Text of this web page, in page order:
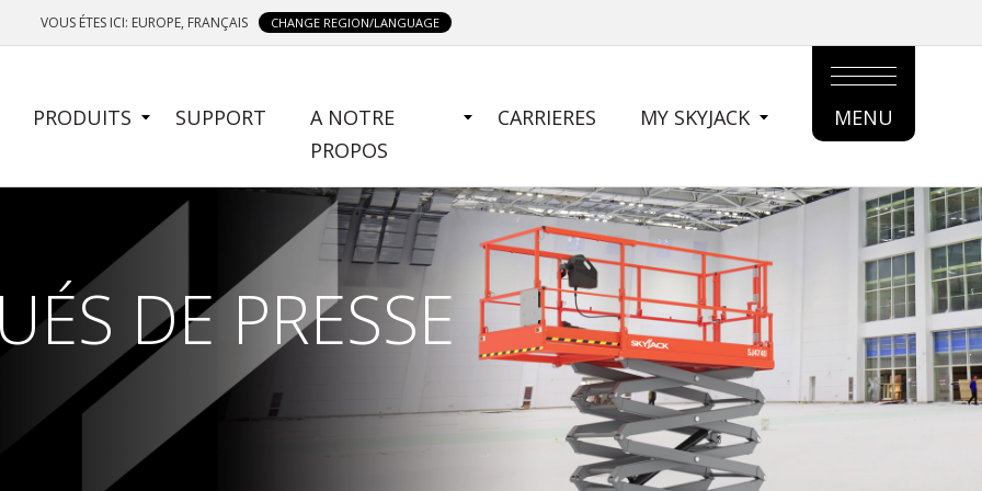
VOUS ÉTES ICI: EUROPE, FRANÇAIS CHANGE REGION/LANGUAGE
SIDE
MENU
PRODUITS SUPPORT
A NOTRE
PROPOS
CARRIERES MY SKYJACK
MAIN
MENU
MENU
DE PRESSE